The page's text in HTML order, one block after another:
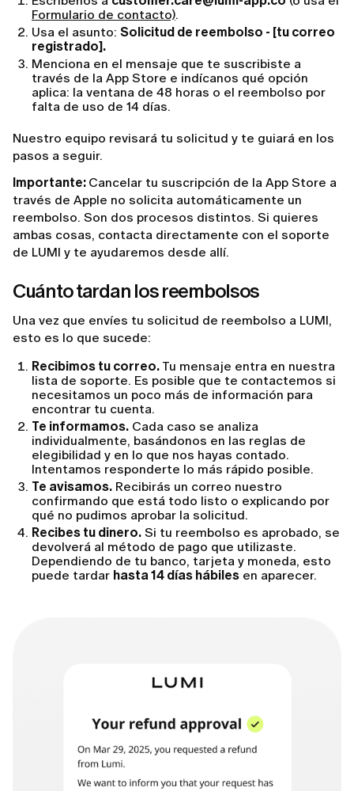
Formulario de contacto).
Usa el asunto: Solicitud de reembolso - [tu correo
registrado].
Menciona en el mensaje que te suscribiste a
través de la App Store e indícanos qué opción
aplica: la ventana de 48 horas o el reembolso por
falta de uso de 14 días.
Nuestro equipo revisará tu solicitud y te guiará en los
pasos a seguir.
Importante: Cancelar tu suscripción de la App Store a
través de Apple no solicita automáticamente un
reembolso. Son dos procesos distintos. Si quieres
ambas cosas, contacta directamente con el soporte
de LUMI y te ayudaremos desde allí.
Cuánto tardan los reembolsos
Una vez que envíes tu solicitud de reembolso a LUMI,
esto es lo que sucede:
Recibimos tu correo. Tu mensaje entra en nuestra
lista de soporte. Es posible que te contactemos si
necesitamos un poco más de información para
encontrar tu cuenta.
Te informamos. Cada caso se analiza
individualmente, basándonos en las reglas de
elegibilidad y en lo que nos hayas contado.
Intentamos responderte lo más rápido posible.
Te avisamos. Recibirás un correo nuestro
confirmando que está todo listo o explicando por
qué no pudimos aprobar la solicitud.
Recibes tu dinero. Si tu reembolso es aprobado, se
devolverá al método de pago que utilizaste.
Dependiendo de tu banco, tarjeta y moneda, esto
puede tardar hasta 14 días hábiles en aparecer.